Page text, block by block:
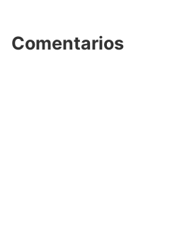
Comentarios